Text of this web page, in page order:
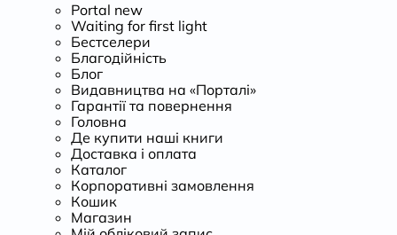
Portal new
Waiting for first light
Бестселери
Благодійність
Блог
Видавництва на «Порталі»
Гарантії та повернення
Головна
Де купити наші книги
Доставка і оплата
Каталог
Корпоративні замовлення
Кошик
Магазин